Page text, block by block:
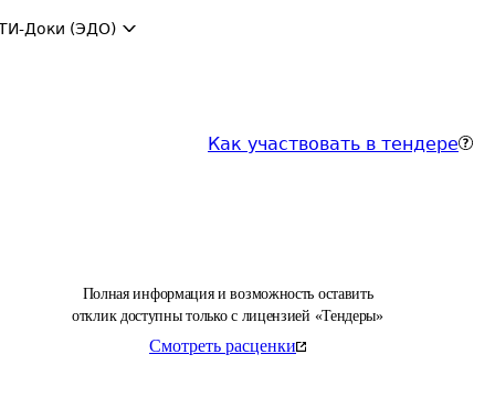
Доки (ЭДО)
Как участвовать в тендере
Полная информация и возможность оставить
отклик доступны только с лицензией «Тендеры»
Смотреть расценки